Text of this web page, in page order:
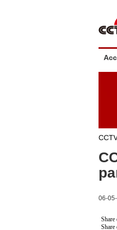
06-
Share
Share